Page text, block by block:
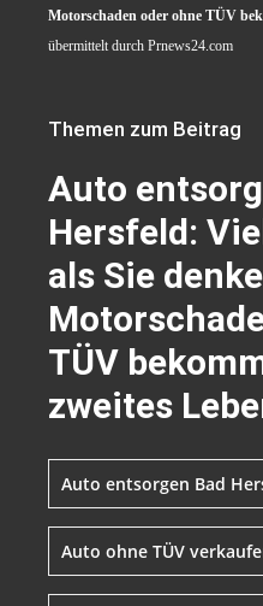
Motorschaden oder ohne TÜV
übermittelt durch Prnews24.com
Themen zum Beitrag
Auto
Hersfeld:
als Sie
TÜV
zweites
Auto entsorgen Bad
Auto ohne TÜV